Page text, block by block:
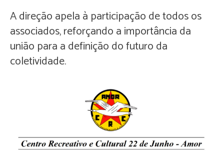
A direção apela à participação de todos os
associados, reforçando a importância da
união para a definição do futuro da
coletividade.